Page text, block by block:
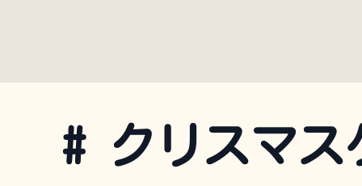
# クリスマス